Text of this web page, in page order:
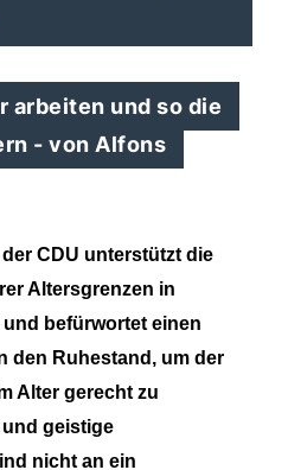
arbeiten und so die
- von Alfons
CDU unterstützt die
Altersgrenzen in
befürwortet einen
den Ruhestand, um der
Alter gerecht zu
geistige
nicht an ein